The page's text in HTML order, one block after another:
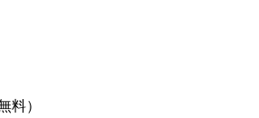
料）